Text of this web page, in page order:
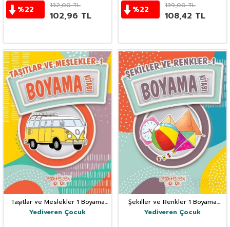
%22 132,00TL
102,96 TL
%22 139,00TL
108,42 TL
Taşıtlar ve Meslekler 1 Boyama
Kitabı
Yediveren Çocuk
Şekiller ve Renkler 1 Boyama
Kitabı
Yediveren Çocuk